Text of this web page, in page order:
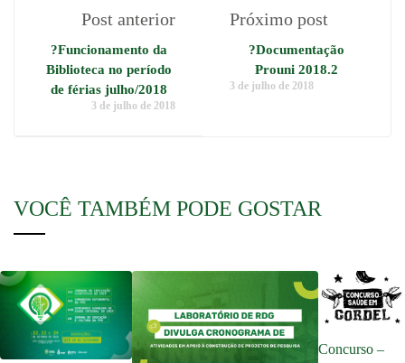
Post anterior
?Funcionamento da
Biblioteca no período
de férias julho/2018
3 de julho de 2018
Próximo post
?Documentação
Prouni 2018.2
3 de julho de 2018
VOCÊ TAMBÉM PODE GOSTAR
Concurso –